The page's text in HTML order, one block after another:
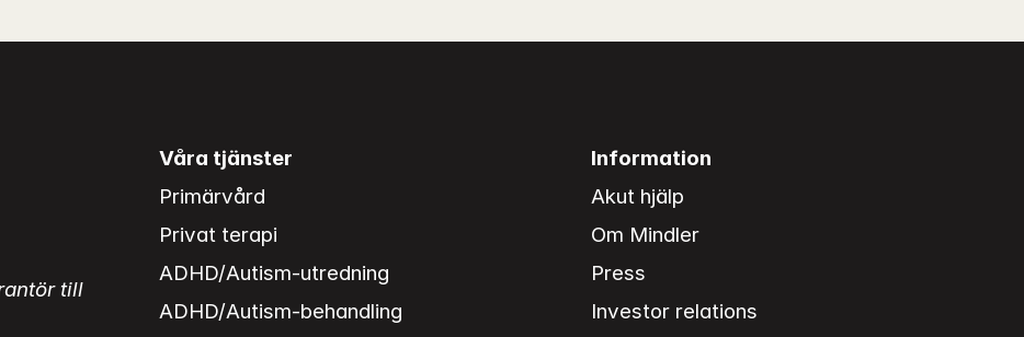
till
Våra tjänster
Primärvård
Privat terapi
ADHD/Autism-utredning
ADHD/Autism-behandling
Information
Akut hjälp
Om Mindler
Press
Investor relations